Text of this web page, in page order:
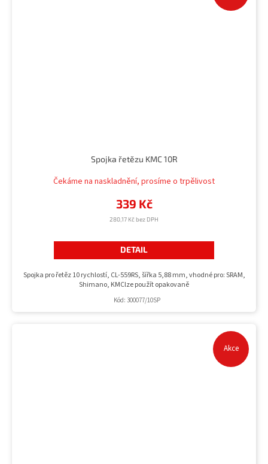
Spojka řetězu KMC 10R
Čekáme na naskladnění, prosíme o trpělivost
280,17 Kč bez DPH
339 Kč
DETAIL
Spojka pro řetěz 10 rychlostí, CL-559RS, šířka 5,88 mm, vhodné pro: SRAM,
Shimano, KMClze použít opakovaně
Kód: 300077/10SP
Akce